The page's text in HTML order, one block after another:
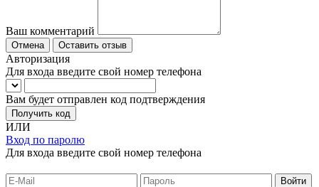
Ваш комментарий
Отмена Оставить отзыв
Авторизация
Для входа введите свой номер телефона
Вам будет отправлен код подтверждения
Получить код
ИЛИ
Вход по паролю
Для входа введите свой номер телефона